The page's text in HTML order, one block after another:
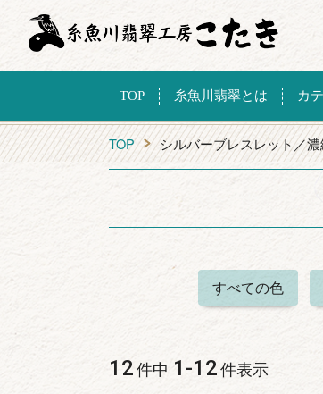
TOP 糸魚川翡翠とは カ
TOP シルバーブレスレット／
すべての色
12件中 1 -12件表示